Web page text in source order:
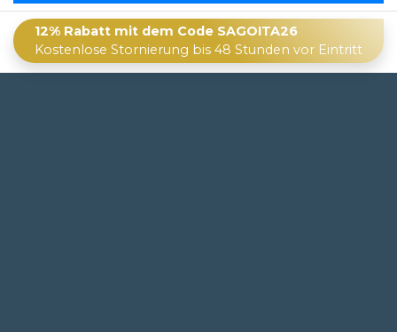
12% Rabatt mit dem Code SAGOITA26
Kostenlose Stornierung bis 48 Stunden vor Eintritt